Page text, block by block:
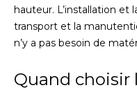
hauteur. L’installation et
transport et la
n’y a pas besoin de
Quand choisir